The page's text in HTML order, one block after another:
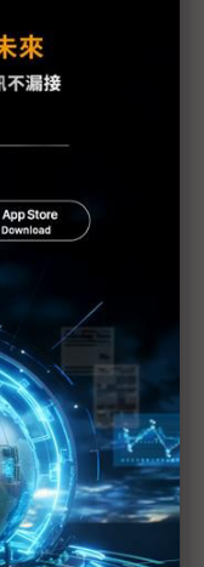
貨動能走疲
移落腳泰國
試端挑戰往前
年成功轉虧為盈
大陸市場
鏈壓力漸增
搬河內
波及